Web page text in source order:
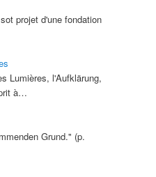
projet d'une fondation
Lumières, l'Aufklärung,
à…
Grund." (p.